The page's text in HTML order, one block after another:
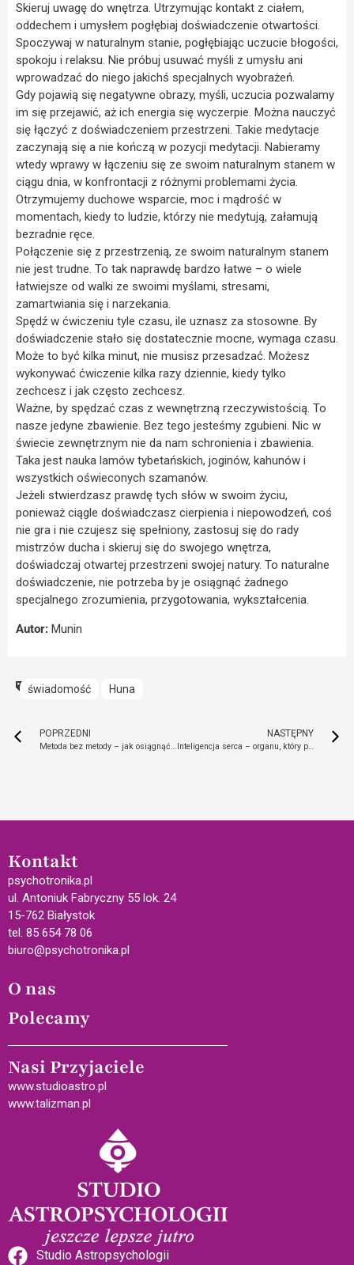
Skieruj uwagę do wnętrza. Utrzymując kontakt z ciałem,
oddechem i umysłem pogłębiaj doświadczenie otwartości.
Spoczywaj w naturalnym stanie, pogłębiając uczucie błogości,
spokoju i relaksu. Nie próbuj usuwać myśli z umysłu ani
wprowadzać do niego jakichś specjalnych wyobrażeń.
Gdy pojawią się negatywne obrazy, myśli, uczucia pozwalamy
im się przejawić, aż ich energia się wyczerpie. Można nauczyć
się łączyć z doświadczeniem przestrzeni. Takie medytacje
zaczynają się a nie kończą w pozycji medytacji. Nabieramy
wtedy wprawy w łączeniu się ze swoim naturalnym stanem w
ciągu dnia, w konfrontacji z różnymi problemami życia.
Otrzymujemy duchowe wsparcie, moc i mądrość w
momentach, kiedy to ludzie, którzy nie medytują, załamują
bezradnie ręce.
Połączenie się z przestrzenią, ze swoim naturalnym stanem
nie jest trudne. To tak naprawdę bardzo łatwe – o wiele
łatwiejsze od walki ze swoimi myślami, stresami,
zamartwiania się i narzekania.
Spędź w ćwiczeniu tyle czasu, ile uznasz za stosowne. By
doświadczenie stało się dostatecznie mocne, wymaga czasu.
Może to być kilka minut, nie musisz przesadzać. Możesz
wykonywać ćwiczenie kilka razy dziennie, kiedy tylko
zechcesz i jak często zechcesz.
Ważne, by spędzać czas z wewnętrzną rzeczywistością. To
nasze jedyne zbawienie. Bez tego jesteśmy zgubieni. Nic w
świecie zewnętrznym nie da nam schronienia i zbawienia.
Taka jest nauka lamów tybetańskich, joginów, kahunów i
wszystkich oświeconych szamanów.
Jeżeli stwierdzasz prawdę tych słów w swoim życiu,
ponieważ ciągle doświadczasz cierpienia i niepowodzeń, coś
nie gra i nie czujesz się spełniony, zastosuj się do rady
mistrzów ducha i skieruj się do swojego wnętrza,
doświadczaj otwartej przestrzeni swojej natury. To naturalne
doświadczenie, nie potrzeba by je osiągnąć żadnego
specjalnego zrozumienia, przygotowania, wykształcenia.
Autor: Munin
świadomość Huna
POPRZEDNI
Metoda bez metody – jak osiągnąć radość i szczęście?
NASTĘPNY
Inteligencja serca – organu, który posiada własny mózg
Kontakt
psychotronika.pl
ul. Antoniuk Fabryczny 55 lok. 24
15-762 Białystok
tel. 85 654 78 06
biuro@psychotronika.pl
O nas
Polecamy
Nasi Przyjaciele
www.studioastro.pl
www.talizman.pl
Studio Astropsychologii